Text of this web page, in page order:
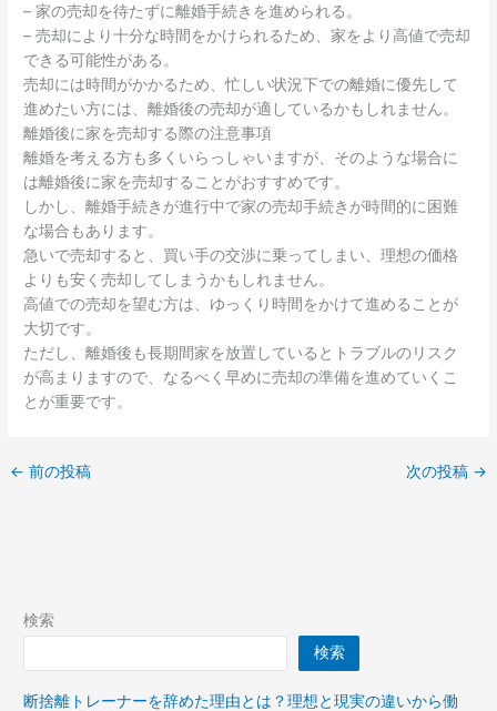
– 家の売却を待たずに離婚手続きを進められる。
– 売却により十分な時間をかけられるため、家をより高値で売却
できる可能性がある。
売却には時間がかかるため、忙しい状況下での離婚に優先して
進めたい方には、離婚後の売却が適しているかもしれません。
離婚後に家を売却する際の注意事項
離婚を考える方も多くいらっしゃいますが、そのような場合に
は離婚後に家を売却することがおすすめです。
しかし、離婚手続きが進行中で家の売却手続きが時間的に困難
な場合もあります。
急いで売却すると、買い手の交渉に乗ってしまい、理想の価格
よりも安く売却してしまうかもしれません。
高値での売却を望む方は、ゆっくり時間をかけて進めることが
大切です。
ただし、離婚後も長期間家を放置しているとトラブルのリスク
が高まりますので、なるべく早めに売却の準備を進めていくこ
とが重要です。
← 前の投稿 次の投稿 →
検索
検索
断捨離トレーナーを辞めた理由とは？理想と現実の違いから働